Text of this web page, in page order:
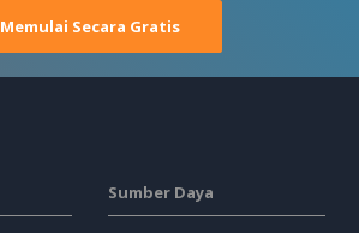
Memulai Secara Gratis
Sumber Daya